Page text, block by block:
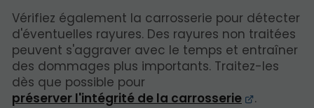
Vérifiez également la carrosserie pour détecter
d'éventuelles rayures. Des rayures non traitées
peuvent s'aggraver avec le temps et entraîner
des dommages plus importants. Traitez-les
dès que possible pour
préserver l'intégrité de la carrosserie
.